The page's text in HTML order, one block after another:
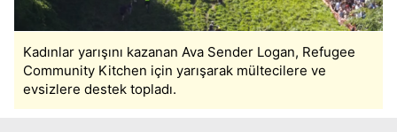
kullanılmaktadır. Bu çerezler vasıtasıyla çeşitli kişisel
verileriniz işlenmekte olup gerekli olan çerezler bilgi
toplumu hizmetlerinin sunulması amacıyla
kullanılmaktadır. Diğer çerezler, sitemizin daha işlevsel
kılınması ve kişiselleştirilmesi ve sizlere yönelik
Kadınlar yarışını kazanan Ava Sender Logan, Refugee
Community Kitchen için yarışarak mültecilere ve
evsizlere destek topladı.